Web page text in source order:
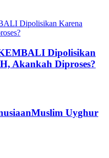
Dipolisikan
Akankah Diproses?
Uyghur